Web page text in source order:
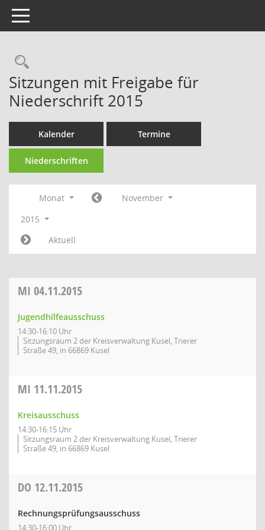
Toggle navigation
Rechercheauswahl
Sitzungen mit Freigabe für
Niederschrift 2015
Kalender Termine
Niederschriften
Monat
November
2015
Aktuell
MI 04.11.2015
Jugendhilfeausschuss
14:30-16:10 Uhr
Sitzungsraum 2 der Kreisverwaltung Kusel, Trierer
Straße 49, in 66869 Kusel
MI 11.11.2015
Kreisausschuss
14:30-16:15 Uhr
Sitzungsraum 2 der Kreisverwaltung Kusel, Trierer
Straße 49, in 66869 Kusel
DO 12.11.2015
Rechnungsprüfungsausschuss
14:30-16:00 Uhr